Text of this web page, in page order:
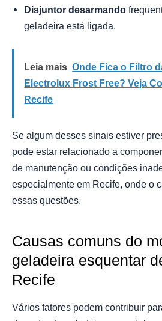
Disjuntor desarmando
geladeira está ligada.
Leia mais Onde Fica o Filtro
Electrolux Frost Free? Veja
Recife
Se algum desses sinais estiver
pode estar relacionado a
de manutenção ou condições
especialmente em Recife, onde o
essas questões.
Causas comuns do
geladeira esquentar
Recife
Vários fatores podem contribuir